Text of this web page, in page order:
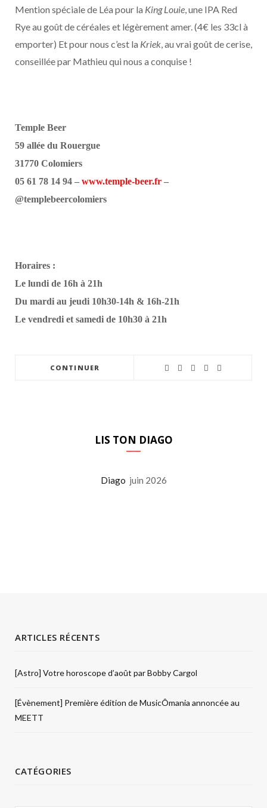
Mention spéciale de Léa pour la King Louie, une IPA Red
Rye au goût de céréales et légèrement amer. (4€ les 33cl à
emporter) Et pour nous c’est la Kriek, au vrai goût de cerise,
conseillée par Mathieu qui nous a conquise !
Temple Beer
59 allée du Rouergue
31770 Colomiers
05 61 78 14 94 – www.temple-beer.fr –
@templebeercolomiers
Horaires :
Le lundi de 16h à 21h
Du mardi au jeudi 10h30-14h & 16h-21h
Le vendredi et samedi de 10h30 à 21h
CONTINUER
LIS TON DIAGO
Diago juin 2026
ARTICLES RÉCENTS
[Astro] Votre horoscope d’août par Bobby Cargol
[Évènement] Première édition de MusicÔmania annoncée au
MEETT
CATÉGORIES